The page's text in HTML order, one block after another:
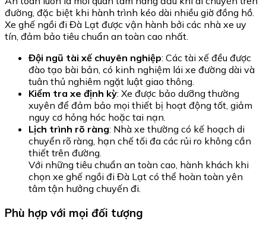
đường, đặc biệt khi hành trình kéo dài nhiều giờ đồng hồ.
Xe ghế ngồi đi Đà Lạt được vận hành bởi các nhà xe uy
tín, đảm bảo tiêu chuẩn an toàn cao nhất.
Đội ngũ tài xế chuyên nghiệp: Các tài xế đều được
đào tạo bài bản, có kinh nghiệm lái xe đường dài và
tuân thủ nghiêm ngặt luật giao thông.
Kiểm tra xe định kỳ: Xe được bảo dưỡng thường
xuyên để đảm bảo mọi thiết bị hoạt động tốt, giảm
nguy cơ hỏng hóc hoặc tai nạn.
Lịch trình rõ ràng: Nhà xe thường có kế hoạch di
chuyển rõ ràng, hạn chế tối đa các rủi ro không cần
thiết trên đường.
Với những tiêu chuẩn an toàn cao, hành khách khi
chọn xe ghế ngồi đi Đà Lạt có thể hoàn toàn yên
tâm tận hưởng chuyến đi.
Phù hợp với mọi đối tượng